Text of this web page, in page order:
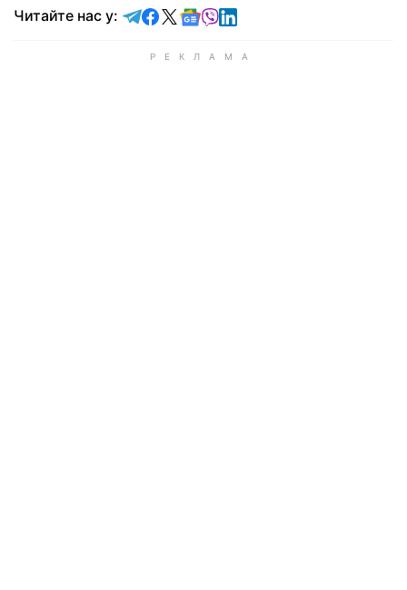
Читайте нас у: Читайте у Telegram
Читайте у Facebook
Читайте у X
Читайте у Google news
Читайте у Viber
Читайте у LinkedIn